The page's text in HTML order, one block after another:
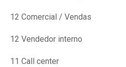
12 Comercial / Vendas
12 Vendedor interno
11 Call center